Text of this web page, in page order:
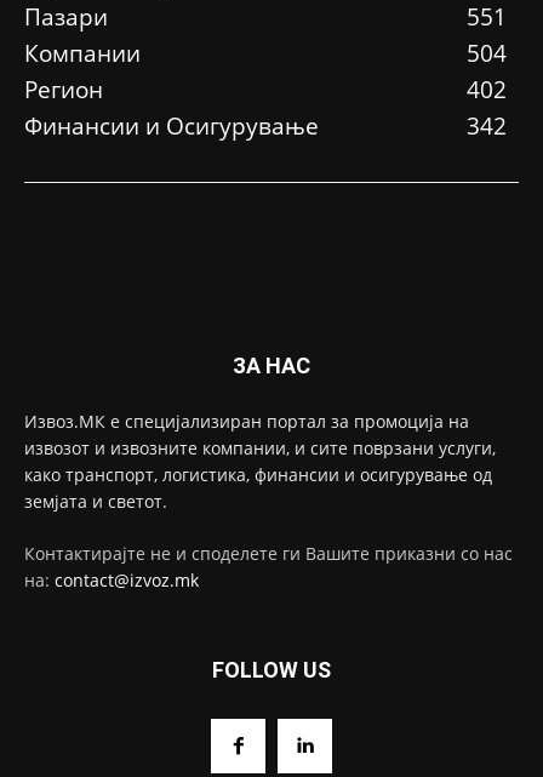
Пазари
551
Компании
504
Регион
402
Финансии и Осигурување
342
ЗА НАС
Извоз.МК е специјализиран портал за промоција на
извозот и извозните компании, и сите поврзани услуги,
како транспорт, логистика, финансии и осигурување од
земјата и светот.
Контактирајте не и споделете ги Вашите приказни со нас
на: contact@izvoz.mk
FOLLOW US